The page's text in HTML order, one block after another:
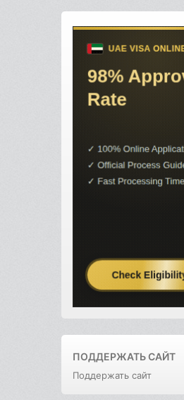
ПОДДЕРЖАТЬ САЙТ
Поддержать сайт